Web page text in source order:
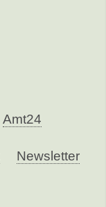
Amt24
Newsletter